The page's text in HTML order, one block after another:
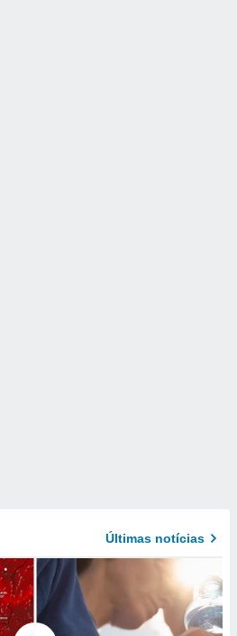
Últimas notícias